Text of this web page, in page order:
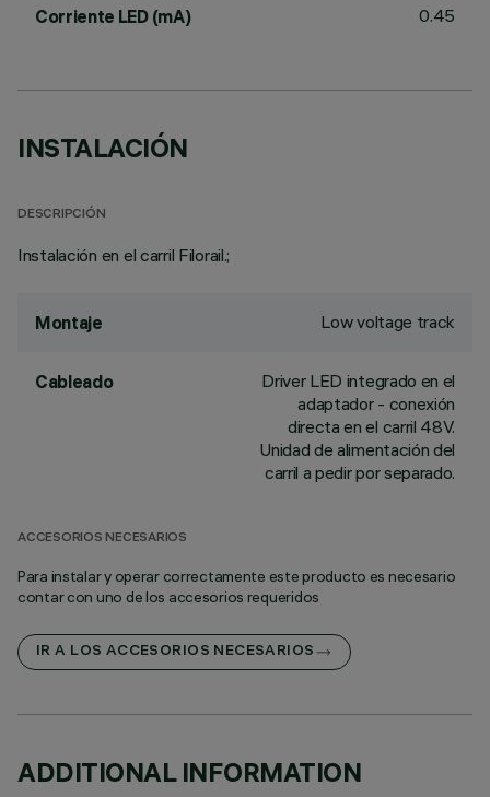
Corriente LED (mA) 0.45
INSTALACIÓN
DESCRIPCIÓN
Instalación en el carril Filorail.;
Montaje Low voltage track
Cableado
Driver LED integrado en el
adaptador - conexión
directa en el carril 48V.
Unidad de alimentación del
carril a pedir por separado.
ACCESORIOS NECESARIOS
Para instalar y operar correctamente este producto es necesario
contar con uno de los accesorios requeridos
IR A LOS ACCESORIOS NECESARIOS
ADDITIONAL INFORMATION